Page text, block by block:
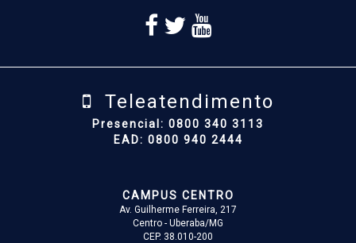
Teleatendimento
Presencial: 0800 340 3113
EAD: 0800 940 2444
CAMPUS CENTRO
Av. Guilherme Ferreira, 217
Centro - Uberaba/MG
CEP. 38.010-200